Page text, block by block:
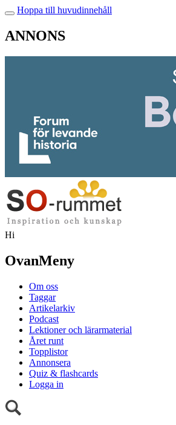
Hoppa till huvudinnehåll
ANNONS
Hi
OvanMeny
Om oss
Taggar
Artikelarkiv
Podcast
Lektioner och lärarmaterial
Året runt
Topplistor
Annonsera
Quiz & flashcards
Logga in